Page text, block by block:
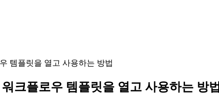
템플릿을 열고 사용하는 방법
크플로우 템플릿을 열고 사용하는 방법